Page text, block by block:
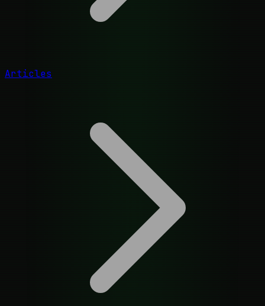
Articles